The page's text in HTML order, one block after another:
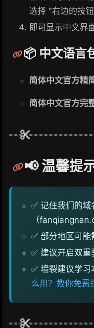
选择 "右边的按
即可显示中文界
📦 中文语言
简体中文官方精
简体中文官方完
📢 温馨提
✅ 记住我们的域
（
✅ 部分地区可
✅ 建议开启双
✅ 墙裂建议学习
么用？教你免费